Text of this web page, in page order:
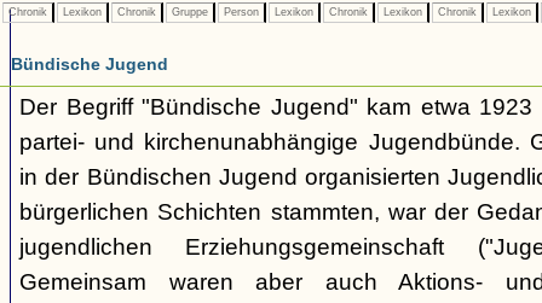
Chronik Lexikon Chronik Gruppe Person Lexikon Chronik Lexikon Chronik Lexikon
Bündische Jugend
Der Begriff "Bündische Jugend" kam etwa
partei- und kirchenunabhängige Jugendbünde.
in der Bündischen Jugend organisierten
bürgerlichen Schichten stammten, war der
jugendlichen Erziehungsgemeinschaft
Gemeinsam waren aber auch Aktions-